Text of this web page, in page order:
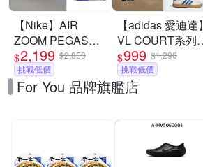
【Nike】AIR
ZOOM PEGASUS
42 RR 慢跑鞋 運
動鞋 男 A-
II7210100 B-
$2,199 $2,850
挑戰低價
【adidas 愛迪達】
VL COURT系列
運動休閒鞋 男鞋/
女鞋 (多款任選)
$999 $1,290
挑戰低價
For You 品牌旗艦店